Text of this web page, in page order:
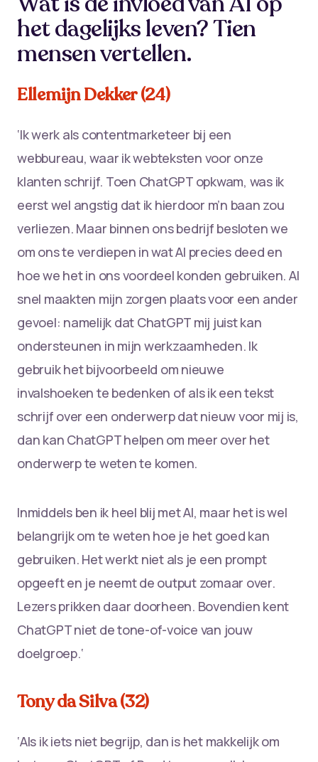
het dagelijks leven? Tien
mensen vertellen.
Ellemijn Dekker (24)
‘Ik werk als contentmarketeer bij een
webbureau, waar ik webteksten voor onze
klanten schrijf. Toen ChatGPT opkwam, was ik
eerst wel angstig dat ik hierdoor m’n baan zou
verliezen. Maar binnen ons bedrijf besloten we
om ons te verdiepen in wat AI precies deed en
hoe we het in ons voordeel konden gebruiken. Al
snel maakten mijn zorgen plaats voor een ander
gevoel: namelijk dat ChatGPT mij juist kan
ondersteunen in mijn werkzaamheden. Ik
gebruik het bijvoorbeeld om nieuwe
invalshoeken te bedenken of als ik een tekst
schrijf over een onderwerp dat nieuw voor mij is,
dan kan ChatGPT helpen om meer over het
onderwerp te weten te komen.
Inmiddels ben ik heel blij met AI, maar het is wel
belangrijk om te weten hoe je het goed kan
gebruiken. Het werkt niet als je een prompt
opgeeft en je neemt de output zomaar over.
Lezers prikken daar doorheen. Bovendien kent
ChatGPT niet de tone-of-voice van jouw
doelgroep.‘
Tony da Silva (32)
‘Als ik iets niet begrijp, dan is het makkelijk om